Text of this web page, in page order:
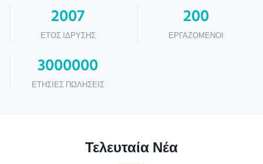
2007
ΈΤΟΣ ΊΔΡΥΣΗΣ
200
ΕΡΓΑΖΌΜΕΝΟΙ
3000000
ΕΤΉΣΙΕΣ ΠΩΛΉΣΕΙΣ
Τελευταία Νέα